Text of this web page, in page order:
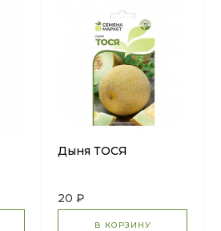
Дыня ТОСЯ
20 ₽
В КОРЗИНУ